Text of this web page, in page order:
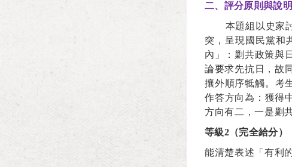
二、評分原則與說明
本題組以史家
突，呈現國民黨和
內」：剿共政策與
論要求先抗日，故
攘外順序牴觸。考
作答方向為：獲得
方向有二，一是剿
等級2（完全給分）
能清楚表述「有利